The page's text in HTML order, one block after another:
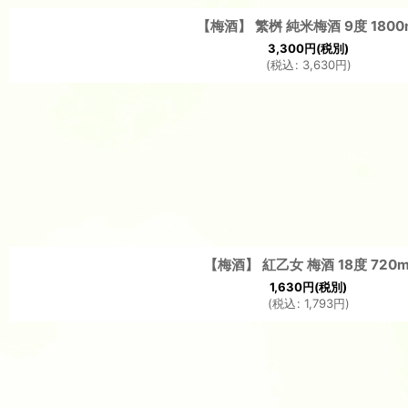
【梅酒】 繁桝 純米梅酒 9度
3,300円(税別)
(税込: 3,630円)
【梅酒】 紅乙女 梅酒 18度
1,630円(税別)
(税込: 1,793円)